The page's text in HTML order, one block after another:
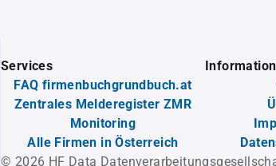
Services
FAQ firmenbuchgrundbuch.at
Zentrales Melderegister ZMR
Monitoring
Alle Firmen in Österreich
Information
© 2026 HF Data